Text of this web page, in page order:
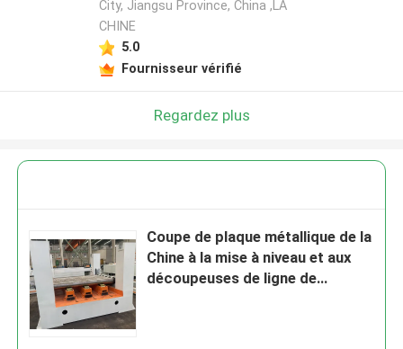
City, Jiangsu Province, China ,LA
CHINE
5.0
Fournisseur vérifié
Regardez plus
Coupe de plaque métallique de la
Chine à la mise à niveau et aux
découpeuses de ligne de